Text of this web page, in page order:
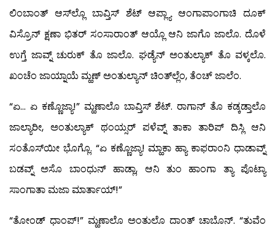
ಲಿಂಬಾಂತ್ ಆಸ್‍ಲ್ಲೊ ಬಾವ್ತಿಸ್ ಶೆಟ್ ಆಪ್ಲ್ಯಾ ಆಂಗಾಪಾಂಗಾಚಿ ದೂಕ್
ವಿಸ್ರೊನ್ ಕ್ಷಣಾ ಭಿತರ್ ಸಂಸಾರಾಂತ್ ಆಯ್ಲೊ ಆನಿ ಜಾಗೊ ಜಾಲೊ. ದೊಳೆ
ಉಗ್ತೆ ಜಾವ್ನ್ ಚುರುಕ್ ತೊ ಜಾಲೊ. ಘಡ್ಯೆನ್ ಅಂತುಲ್ಯಾಕ್ ತೊ ವಳ್ಕಲೊ.
ಖಂಚೆಂ ಜಾಯ್ನಾಯೆ ಮ್ಹಣ್ ಅಂತುಲ್ಯಾನ್ ಚಿಂತ್‍ಲ್ಲೆಂ, ತೆಂಚ್ ಜಾಲೆಂ.
“ಏ… ಏ ಕಣ್ಣೊಜ್ಯಾ!” ಮ್ಹಣಾಲೊ ಬಾವ್ತಿಸ್ ಶೆಟ್. ರಾಗಾನ್ ತೊ ಕಡ್ಕಡ್ತಾಲೊ
ಜಾಲ್ಯಾರೀ, ಅಂತುಲ್ಯಾಕ್ ಥಂಯ್ಸರ್ ಪಳೆವ್ನ್ ತಾಕಾ ತಾರಿಪ್ ದಿಸ್ಲಿ ಆನಿ
ಸಂತೊಸ್‍ಯೀ ಭೊಗ್ಲೊ. “ಏ ಕಣ್ಣೊಜ್ಯಾ! ಮ್ಹಾಕಾ ಹ್ಯಾ ಕಾಫರಾಂನಿ ಧಾಡಾವ್ನ್
ಬಡವ್ನ್ ಅಸೊ ಬಾಂಧುನ್ ಹಾಡ್ಲಾ, ಆನಿ ತುಂ ಹಾಂಗಾ ತ್ಯಾ ಪೊಟ್ಯಾ
ಸಾಂಗಾತಾ ಮಜಾ ಮಾರ್ತಾಯ್!”
“ತೋಂಡ್ ಧಾಂಪ್!” ಮ್ಹಣಾಲೊ ಅಂತುಲೊ ದಾಂತ್ ಚಾಬೊನ್. “ತುವೆಂ